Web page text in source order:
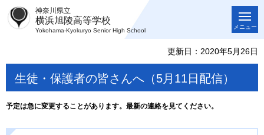
神奈川県立
横浜旭陵高等学校
Yokohama-Kyokuryo Senior High School
メニュー
更新日：2020年5月26日
生徒・保護者の皆さんへ（5月11日配信）
予定は急に変更することがあります。最新の連絡を見てください。